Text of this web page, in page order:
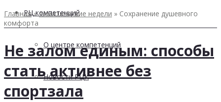
РЦ компетенций
О центре компетенций
Новости РЦК
Главная » тематические недели » Сохранение душевного
комфорта
Не залом единым: способы
стать активнее без
спортзала